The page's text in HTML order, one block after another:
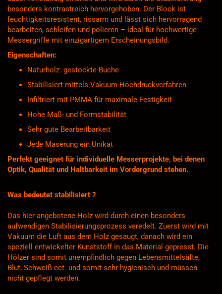
besonders kontrastreich hervorgehoben. Der Block ist
feuchtigkeitsresistent, rissarm und lässt sich hervorragend
bearbeiten, schleifen und polieren – ideal für hochwertige
Messergriffe mit einzigartigem Erscheinungsbild.
Eigenschaften:
Naturholz: gestockte Buche
Stabilisiert mittels Vakuum-Hochdruckverfahren
Infiltriert mit PMMA für maximale Festigkeit
Hohe Maß- und Formstabilität
Sehr gute Bearbeitbarkeit
Jede Maserung ein Unikat
Perfekt geeignet für individuelle Messerprojekte, bei denen
Optik, Qualität und Haltbarkeit im Vordergrund stehen.
Was bedeutet stabilisiert ?
Das hier angebotene Holz wird durch einen besonders
aufwendigen Stabilisierungsprozess veredelt. Zuerst wird mit
Vakuum die Luft aus dem Holz gesaugt, danach wird ein
speziell entwickelter Kunststoff in das Material gepresst. Die
Hölzer sind somit unempfindlich gegen Lebensmittelsäfte,
Blut, Schweiß ect. und somit sehr hygienisch und müssen
nicht gepflegt werden.